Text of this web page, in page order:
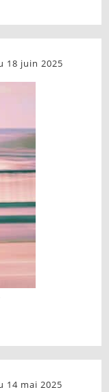
18 juin 2025
14 mai 2025